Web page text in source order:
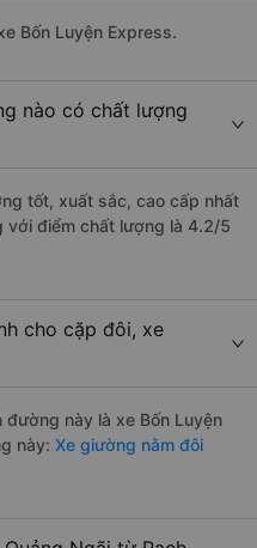
Bốn Luyện Express.
nào có chất lượng
tốt, xuất sắc, cao cấp nhất
với điểm chất lượng là 4.2/5
cho cặp đôi, xe
này là xe Bốn Luyện
này: Xe giường nằm đôi